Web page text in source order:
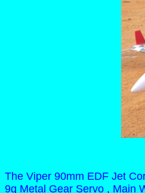
The Viper 90mm EDF Jet
9g Metal Gear Servo , Main